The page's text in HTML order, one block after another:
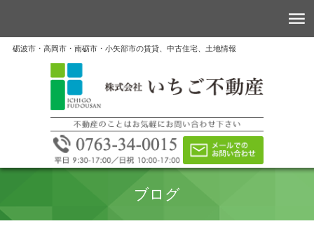
砺波市・高岡市・南砺市・小矢部市の賃貸、中古住宅、土地情報
ブログ